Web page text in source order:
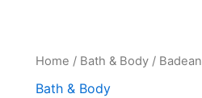
Home / Bath & Body /
Bath & Body